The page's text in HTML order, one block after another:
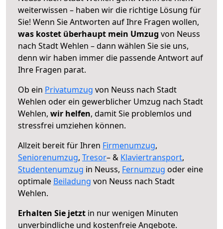
weiterwissen – haben wir die richtige Lösung für
Sie! Wenn Sie Antworten auf Ihre Fragen wollen,
was kostet überhaupt mein Umzug von Neuss
nach Stadt Wehlen – dann wählen Sie sie uns,
denn wir haben immer die passende Antwort auf
Ihre Fragen parat.
Ob ein Privatumzug von Neuss nach Stadt
Wehlen oder ein gewerblicher Umzug nach Stadt
Wehlen, wir helfen, damit Sie problemlos und
stressfrei umziehen können.
Allzeit bereit für Ihren Firmenumzug,
Seniorenumzug, Tresor– & Klaviertransport,
Studentenumzug in Neuss, Fernumzug oder eine
optimale Beiladung von Neuss nach Stadt
Wehlen.
Erhalten Sie jetzt in nur wenigen Minuten
unverbindliche und kostenfreie Angebote.